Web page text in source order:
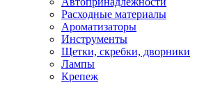
Расходные материалы
Ароматизаторы
Инструменты
Щетки, скребки, дворники
Лампы
Крепеж